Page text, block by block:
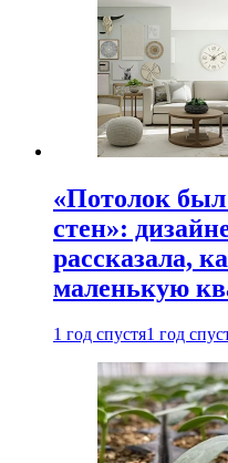
«Потолок
стен»:
рассказала,
маленькую
1 год спустя1 год